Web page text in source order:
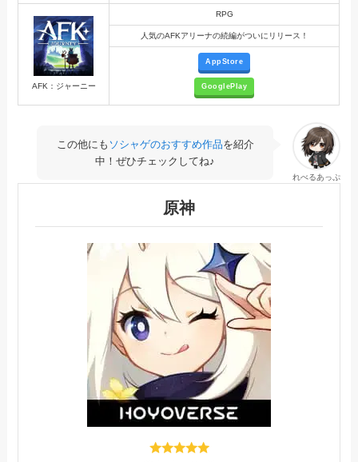
AFK：ジャーニー
RPG
人気のAFKアリーナの続編がついにリリース！
AppStore
GooglePlay
れべるあっぷ
この他にも ソシャゲのおすすめ作品を紹介
中！ぜひチェックしてね♪
原神